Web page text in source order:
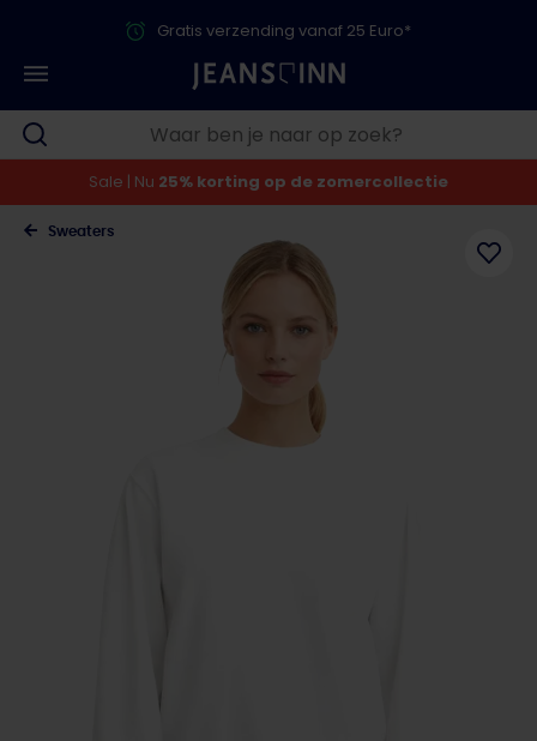
Gratis verzending vanaf 25 Euro*
Sale | Nu 25% korting op de zomercollectie
Sweaters